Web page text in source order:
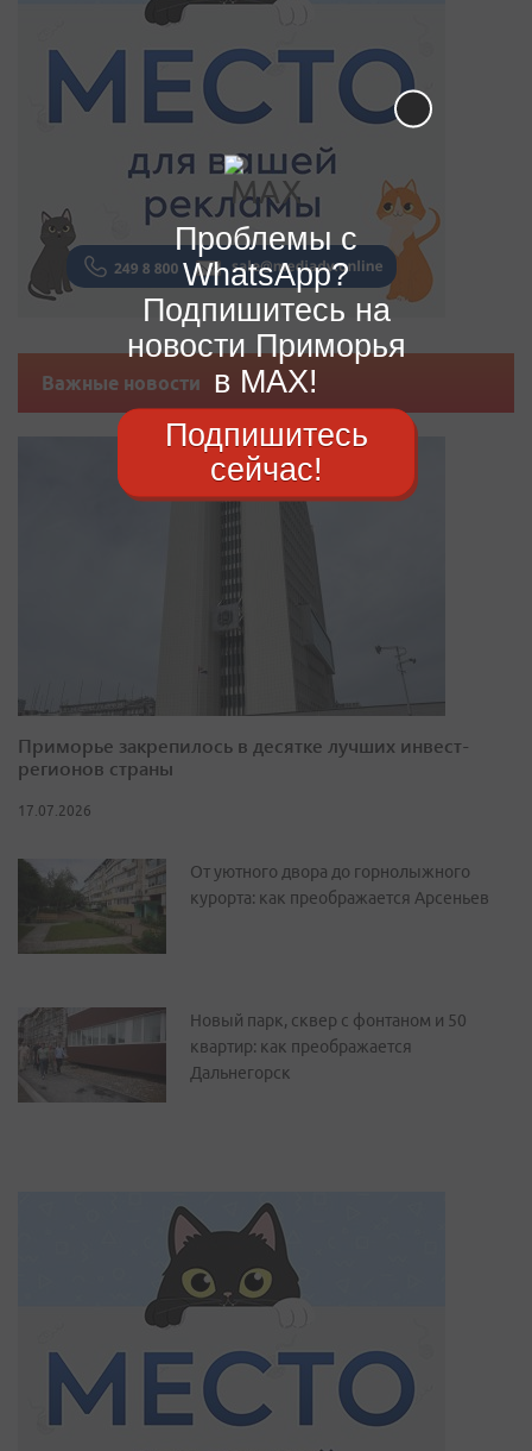
Важные новости
Приморье закрепилось в десятке лучших инвест-
регионов страны
17.07.2026
От уютного двора до горнолыжного
курорта: как преображается Арсеньев
Новый парк, сквер с фонтаном и 50
квартир: как преображается
Дальнегорск
Проблемы с
WhatsApp?
Подпишитесь на
новости Приморья
в MAX!
Подпишитесь
сейчас!